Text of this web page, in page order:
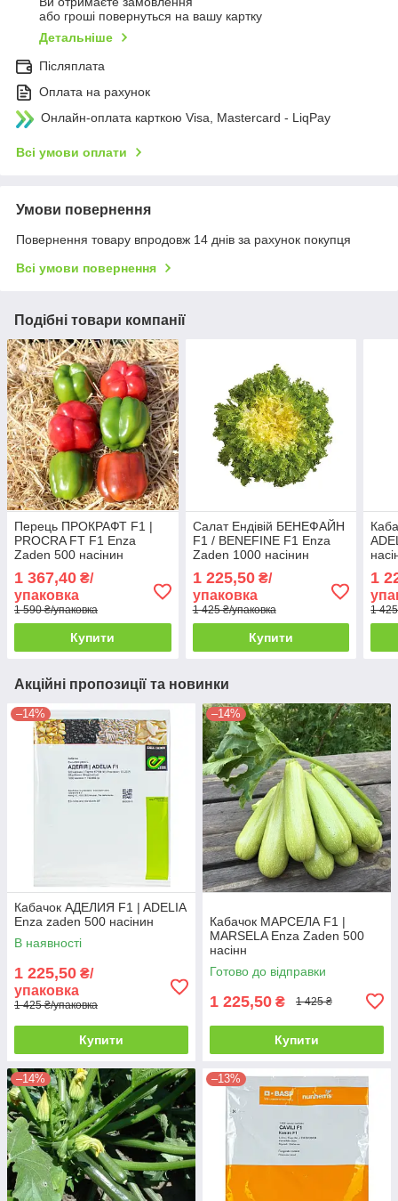
або гроші повернуться на вашу картку
Детальніше
Післяплата
Оплата на рахунок
Онлайн-оплата карткою Visa, Mastercard - LiqPay
Всі умови оплати
Умови повернення
Повернення товару впродовж 14 днів за рахунок покупця
Всі умови повернення
Подібні товари компанії
Перець ПРОКРАФТ F1 |
PROCRA FT F1 Enza
Zaden 500 насінин
1 367,40 ₴/
упаковка
1 590 ₴/упаковка
Купити
Салат Ендівій БЕНЕФАЙН
F1 / BENEFINE F1 Enza
Zaden 1000 насінин
1 225,50₴/
упаковка
1 425 ₴/упаковка
Купити
1
1
Акційні пропозиції та новинки
–14%
Кабачок АДЕЛИЯ F1 | ADELIA
Enza zaden 500 насінин
В наявності
1 225,50 ₴/
упаковка
1 425 ₴/упаковка
Купити
–14%
Кабачок МАРСЕЛА F1 |
MARSELA Enza Zaden 500
насінн
Готово до відправки
1 225,50 ₴ 1 425 ₴
Купити
–14% –13%